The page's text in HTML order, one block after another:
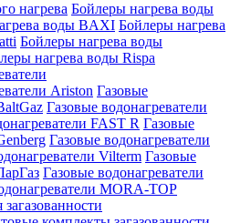
нагрева Бойлеры нагрева воды
воды BAXI Бойлеры нагрева
Бойлеры нагрева воды
нагрева воды Rispa
Ariston Газовые
Газовые водонагреватели
FAST R Газовые
Газовые водонагреватели
Vilterm Газовые
Газовые водонагреватели
MORA-TOP